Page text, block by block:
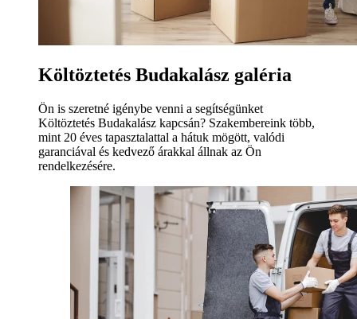
Költöztetés Budakalász galéria
Ön is szeretné igénybe venni a segítségünket
Költöztetés Budakalász kapcsán? Szakembereink több,
mint 20 éves tapasztalattal a hátuk mögött, valódi
garanciával és kedvező árakkal állnak az Ön
rendelkezésére.